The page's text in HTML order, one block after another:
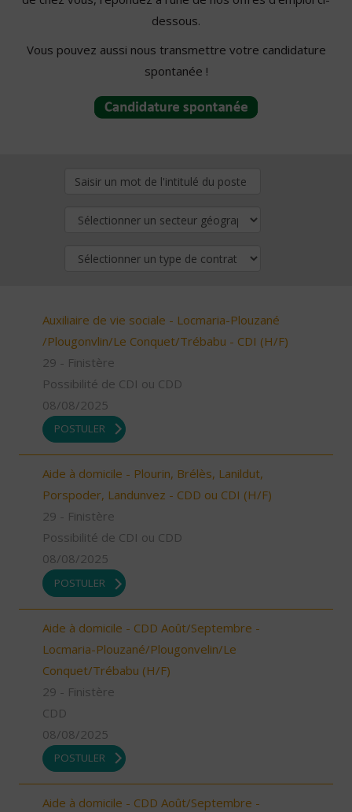
dessous.
Vous pouvez aussi nous transmettre votre candidature
spontanée !
Auxiliaire de vie sociale - Locmaria-Plouzané
/Plougonvlin/Le Conquet/Trébabu - CDI (H/F)
29 - Finistère
Possibilité de CDI ou CDD
08/08/2025
POSTULER
Aide à domicile - Plourin, Brélès, Lanildut,
Porspoder, Landunvez - CDD ou CDI (H/F)
29 - Finistère
Possibilité de CDI ou CDD
08/08/2025
POSTULER
Aide à domicile - CDD Août/Septembre -
Locmaria-Plouzané/Plougonvelin/Le
Conquet/Trébabu (H/F)
29 - Finistère
CDD
08/08/2025
POSTULER
Aide à domicile - CDD Août/Septembre -